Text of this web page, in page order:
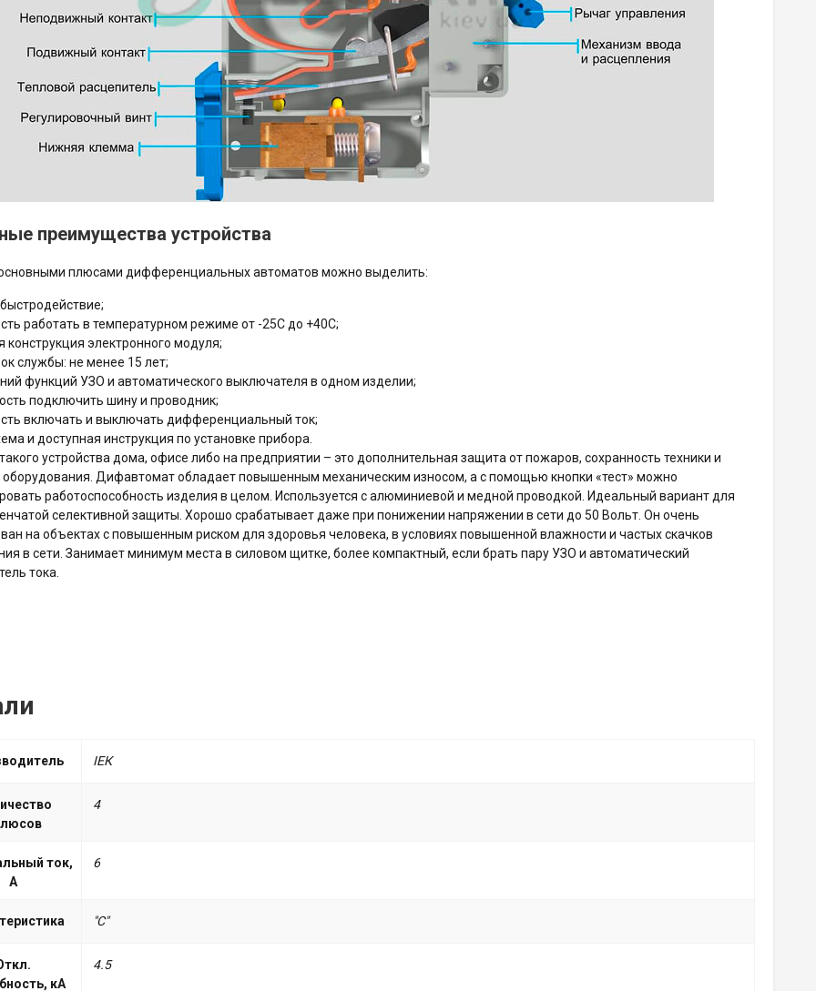
преимущества устройства
плюсами дифференциальных автоматов можно выделить:
работать в температурном режиме от -25С до +40С;
конструкция электронного модуля;
службы: не менее 15 лет;
функций УЗО и автоматического выключателя в одном изделии;
подключить шину и проводник;
включать и выключать дифференциальный ток;
и доступная инструкция по установке прибора.
устройства дома, офисе либо на предприятии – это дополнительная защита от пожаров, сохранность техники и
оборудования. Дифавтомат обладает повышенным механическим износом, а с помощью кнопки «тест» можно
работоспособность изделия в целом. Используется с алюминиевой и медной проводкой. Идеальный вариант для
селективной защиты. Хорошо срабатывает даже при понижении напряжении в сети до 50 Вольт. Он очень
на объектах с повышенным риском для здоровья человека, в условиях повышенной влажности и частых скачков
в сети. Занимает минимум места в силовом щитке, более компактный, если брать пару УЗО и автоматический
тока.
ІЕК
4
ток,
А
6
"С"
кА
4.5